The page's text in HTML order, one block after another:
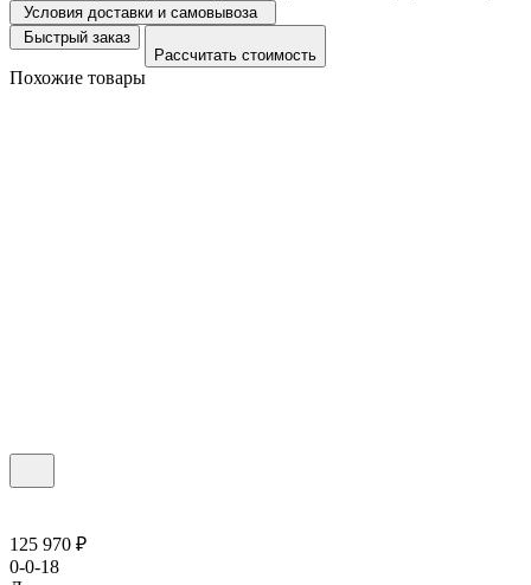
Условия доставки и самовывоза
Быстрый заказ
Рассчитать стоимость
Похожие товары
125 970 ₽
0-0-18